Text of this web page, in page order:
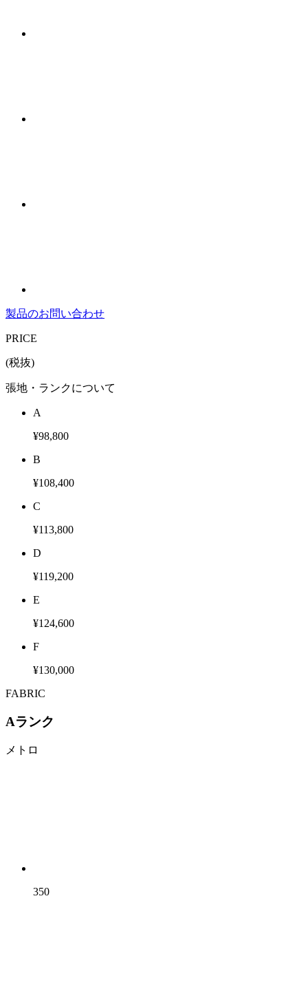
製品のお問い合わせ
PRICE
(税抜)
張地・ランクについて
A
¥98,800
B
¥108,400
C
¥113,800
D
¥119,200
E
¥124,600
F
¥130,000
FABRIC
Aランク
メトロ
350